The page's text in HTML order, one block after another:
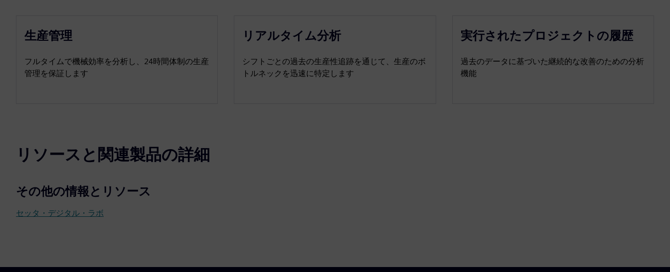
生産管理
フルタイムで機械効率を分析し、24時間体制の生産
管理を保証します
リアルタイム分析
シフトごとの過去の生産性追跡を通じて、生産のボ
トルネックを迅速に特定します
実行されたプロジェクトの履歴
過去のデータに基づいた継続的な改善のための分析
機能
リソースと関連製品の詳細
その他の情報とリソース
セッタ・デジタル・ラボ